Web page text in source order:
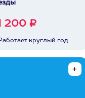
200 ₽
круглый год